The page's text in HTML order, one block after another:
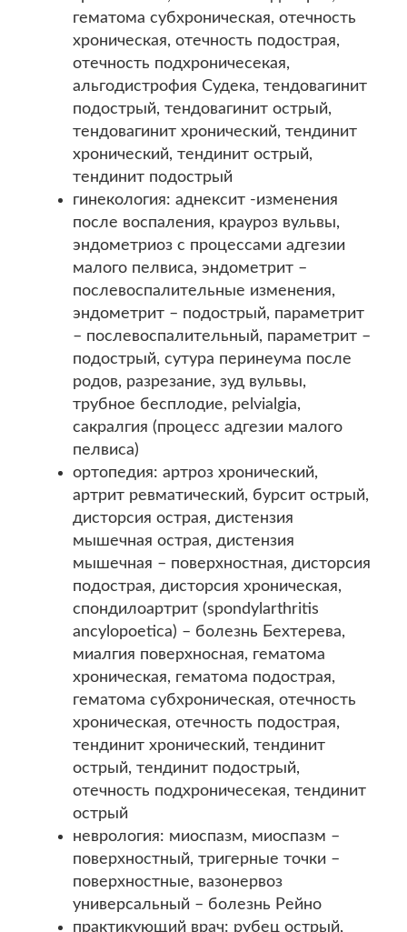
гематома субхроническая, отечность
хроническая, отечность подострая,
отечность подхроничесекая,
альгодистрофия Судека, тендовагинит
подострый, тендовагинит острый,
тендовагинит хронический, тендинит
хронический, тендинит острый,
тендинит подострый
гинекология: аднексит -изменения
после воспаления, крауроз вульвы,
эндометриоз с процессами адгезии
малого пелвиса, эндометрит –
послевоспалительные изменения,
эндометрит – подострый, параметрит
– послевоспалительный, параметрит –
подострый, сутура перинеума после
родов, разрезание, зуд вульвы,
трубное бесплодие, pelvialgia,
сакралгия (процесс адгезии малого
пелвиса)
ортопедия: артроз хронический,
артрит ревматический, бурсит острый,
дисторсия острая, дистензия
мышечная острая, дистензия
мышечная – поверхностная, дисторсия
подострая, дисторсия хроническая,
спондилоартрит (spondylarthritis
ancylopoetica) – болезнь Бехтерева,
миалгия поверхносная, гематома
хроническая, гематома подострая,
гематома субхроническая, отечность
хроническая, отечность подострая,
тендинит хронический, тендинит
острый, тендинит подострый,
отечность подхроничесекая, тендинит
острый
неврология: миоспазм, миоспазм –
поверхностный, тригерные точки –
поверхностные, вазонервоз
универсальный – болезнь Рейно
практикующий врач: рубец острый,